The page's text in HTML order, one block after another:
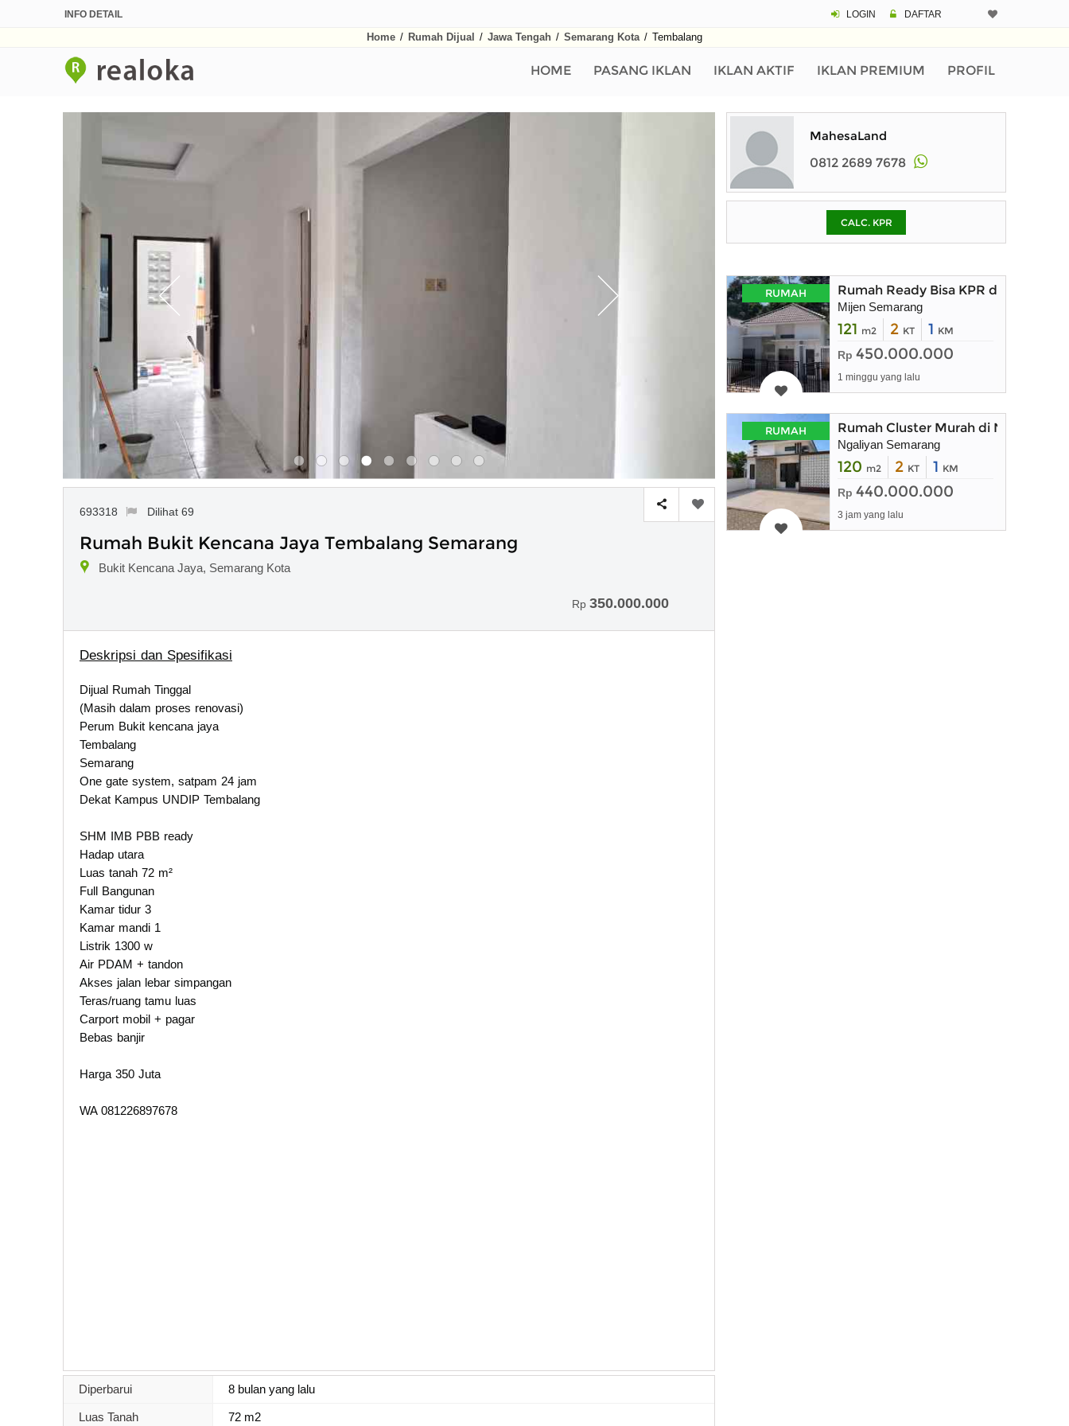
INFO DETAIL LOGIN DAFTAR
Home / Rumah Dijual / Jawa Tengah / Semarang Kota / Tembalang
HOME PASANG IKLAN IKLAN AKTIF IKLAN PREMIUM PROFIL
693318 Dilihat 69
Rumah Bukit Kencana Jaya Tembalang Semarang
Bukit Kencana Jaya, Semarang Kota
Rp 350.000.000
Deskripsi dan Spesifikasi
Dijual Rumah Tinggal
(Masih dalam proses renovasi)
Perum Bukit kencana jaya
Tembalang
Semarang
One gate system, satpam 24 jam
Dekat Kampus UNDIP Tembalang
SHM IMB PBB ready
Hadap utara
Luas tanah 72 m²
Full Bangunan
Kamar tidur 3
Kamar mandi 1
Listrik 1300 w
Air PDAM + tandon
Akses jalan lebar simpangan
Teras/ruang tamu luas
Carport mobil + pagar
Bebas banjir
Harga 350 Juta
WA 081226897678
Diperbarui 8 bulan yang lalu
Luas Tanah 72 m2
Pinjaman (PIN)
pada kotak-
MahesaLand
0812 2689 7678
CALC. KPR
RUMAH Rumah Ready Bisa KPR di Mijen
Mijen Semarang
121 m2 2 KT 1 KM
Rp 450.000.000
1 minggu yang lalu
RUMAH Rumah Cluster Murah di Ngaliyan
Ngaliyan Semarang
120 m2 2 KT 1 KM
Rp 440.000.000
3 jam yang lalu